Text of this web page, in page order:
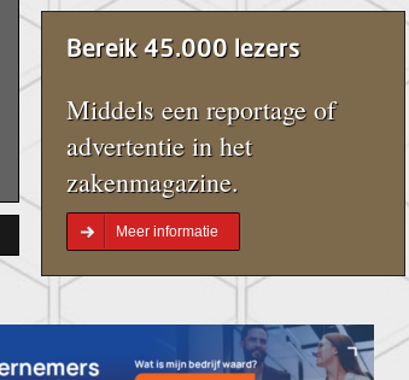
Bereik 45.000 lezers
Middels een reportage of
advertentie in het
zakenmagazine.
Meer informatie